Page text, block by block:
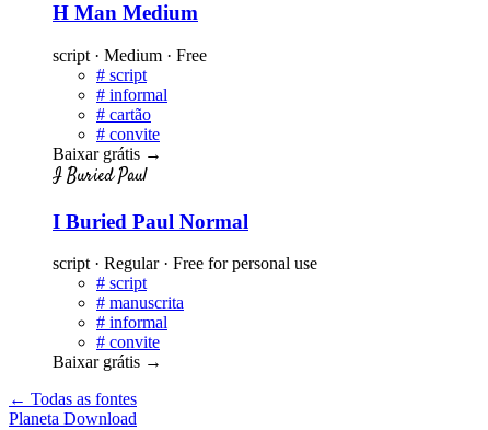
H Man Medium
script · Medium · Free
# script
# informal
# cartão
# convite
Baixar grátis →
I Buried Paul
I Buried Paul Normal
script · Regular · Free for personal use
# script
# manuscrita
# informal
# convite
Baixar grátis →
← Todas as fontes
Planeta Download